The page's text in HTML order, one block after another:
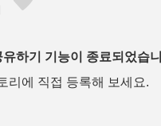
하기 기능이 종료되었습
리에 직접 등록해 보세요.